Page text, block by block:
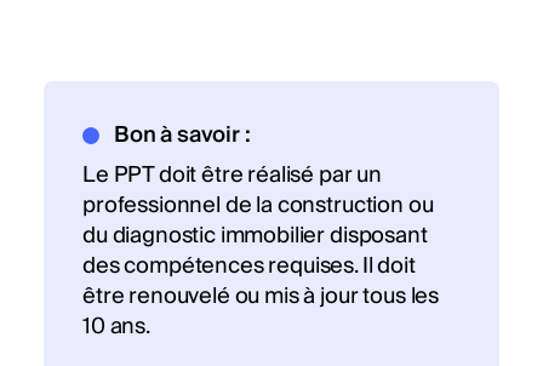
Bon à savoir :
Le PPT doit être réalisé par un
professionnel de la construction ou
du diagnostic immobilier disposant
des compétences requises. Il doit
être renouvelé ou mis à jour tous les
10 ans.